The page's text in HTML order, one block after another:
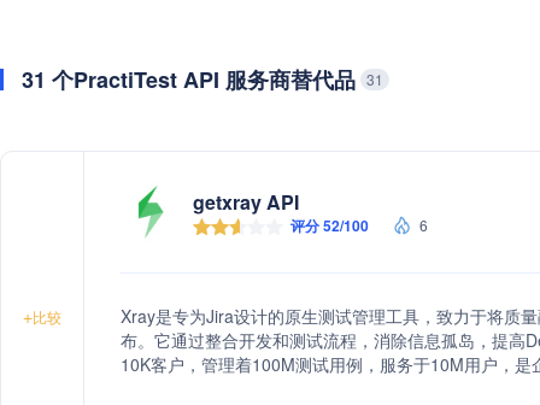
31 个PractiTest API 服务商替代品 31
+比较
getxray API
评分 52/100 6
Xray是专为Jira设计的原生测试管理工具，致力于将质
布。它通过整合开发和测试流程，消除信息孤岛，提高
10K客户，管理着100M测试用例，服务于10M用户，